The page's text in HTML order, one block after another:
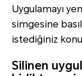
Uygulamayı
simgesine
istediğiniz
Silinen